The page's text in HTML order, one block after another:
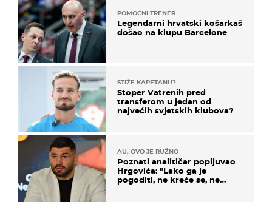
POMOĆNI TRENER
Legendarni hrvatski košarkaš
došao na klupu Barcelone
STIŽE KAPETANU?
Stoper Vatrenih pred
transferom u jedan od
najvećih svjetskih klubova?
AU, OVO JE RUŽNO
Poznati analitičar popljuvao
Hrgovića: "Lako ga je
pogoditi, ne kreće se, ne